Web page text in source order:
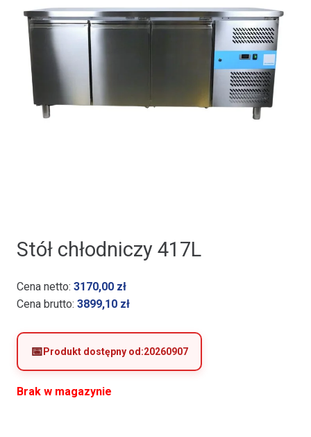
Stół chłodniczy 417L
Cena netto: 3170,00 zł
Cena brutto: 3899,10 zł
Produkt dostępny od:20260907
Brak w magazynie